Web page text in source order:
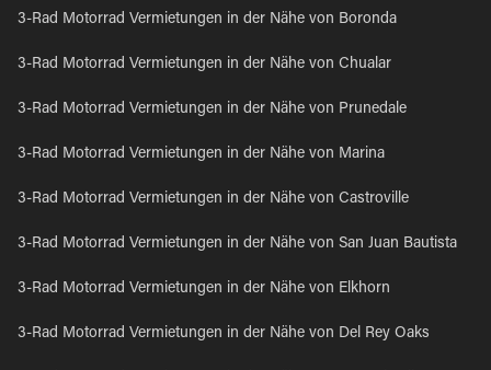
3-Rad Motorrad Vermietungen in der Nähe von Boronda
3-Rad Motorrad Vermietungen in der Nähe von Chualar
3-Rad Motorrad Vermietungen in der Nähe von Prunedale
3-Rad Motorrad Vermietungen in der Nähe von Marina
3-Rad Motorrad Vermietungen in der Nähe von Castroville
3-Rad Motorrad Vermietungen in der Nähe von San Juan Bautista
3-Rad Motorrad Vermietungen in der Nähe von Elkhorn
3-Rad Motorrad Vermietungen in der Nähe von Del Rey Oaks